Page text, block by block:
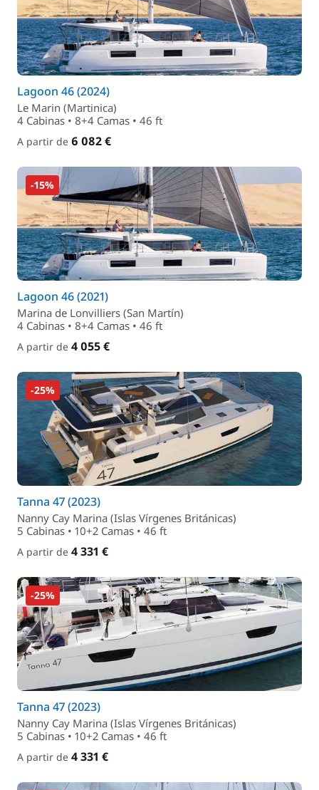
Lagoon 46 (2024)
Le Marin (Martinica)
4 Cabinas • 8+4 Camas • 46 ft
A partir de 6 082 €
-15%
Lagoon 46 (2021)
Marina de Lonvilliers (San Martín)
4 Cabinas • 8+4 Camas • 46 ft
A partir de 4 055 €
-25%
Tanna 47 (2023)
Nanny Cay Marina (Islas Vírgenes Británicas)
5 Cabinas • 10+2 Camas • 46 ft
A partir de 4 331 €
-25%
Tanna 47 (2023)
Nanny Cay Marina (Islas Vírgenes Británicas)
5 Cabinas • 10+2 Camas • 46 ft
A partir de 4 331 €